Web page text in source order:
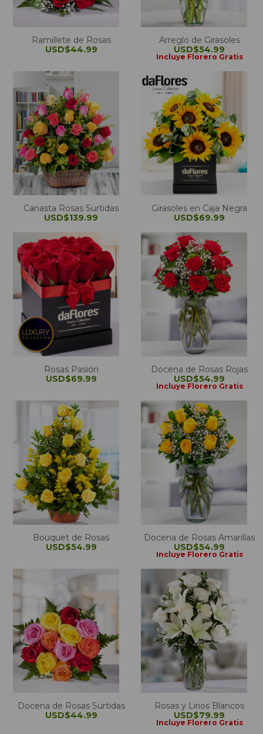
Ramillete de Rosas
USD$44.99
Arreglo de Girasoles
USD$54.99
Incluye Florero Gratis
Canasta Rosas Surtidas
USD$139.99
Girasoles en Caja Negra
USD$69.99
Rosas Pasión
USD$69.99
Docena de Rosas Rojas
USD$54.99
Incluye Florero Gratis
Bouquet de Rosas
USD$54.99
Docena de Rosas Amarillas
USD$54.99
Incluye Florero Gratis
Docena de Rosas Surtidas
USD$44.99
Rosas y Lirios Blancos
USD$79.99
Incluye Florero Gratis